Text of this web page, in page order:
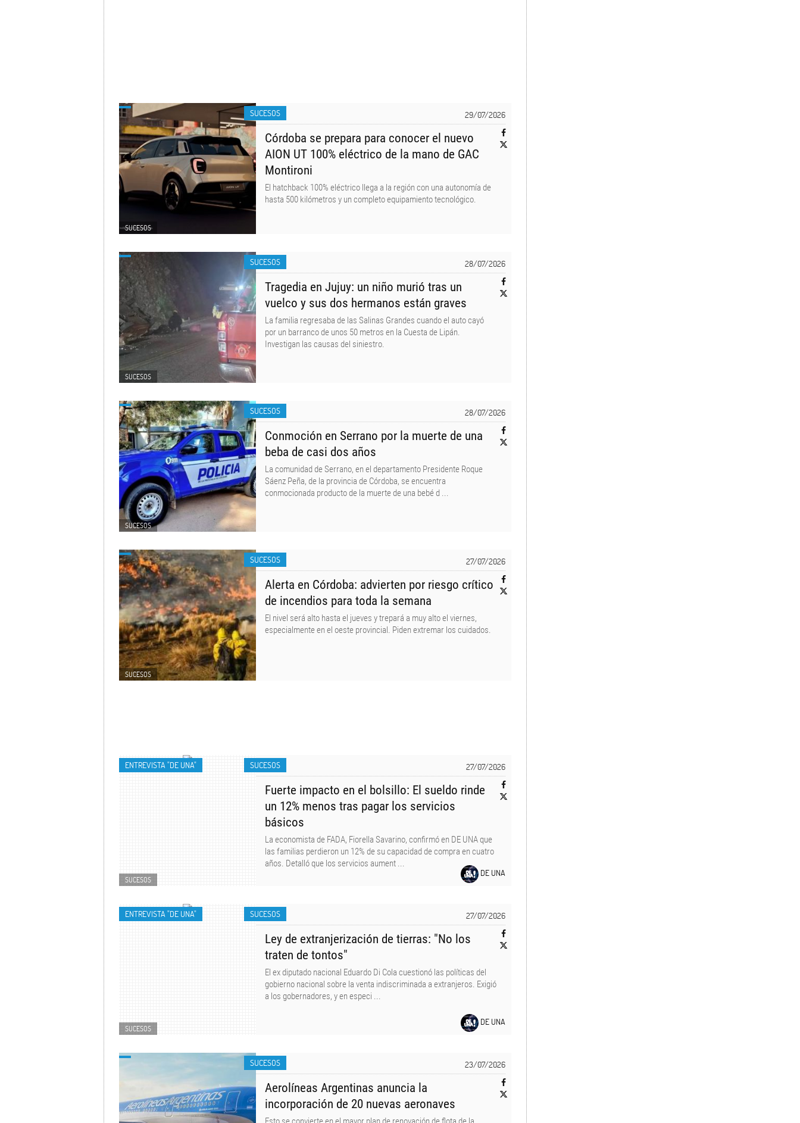
29/07/2026
SUCESOS
SUCESOS
Córdoba se prepara para conocer el nuevo
AION UT 100% eléctrico de la mano de GAC
Montironi
El hatchback 100% eléctrico llega a la región con una autonomía de
hasta 500 kilómetros y un completo equipamiento tecnológico.
28/07/2026
SUCESOS
SUCESOS
Tragedia en Jujuy: un niño murió tras un
vuelco y sus dos hermanos están graves
La familia regresaba de las Salinas Grandes cuando el auto cayó
por un barranco de unos 50 metros en la Cuesta de Lipán.
Investigan las causas del siniestro.
28/07/2026
SUCESOS
SUCESOS
Conmoción en Serrano por la muerte de una
beba de casi dos años
La comunidad de Serrano, en el departamento Presidente Roque
Sáenz Peña, de la provincia de Córdoba, se encuentra
conmocionada producto de la muerte de una bebé d ...
27/07/2026
SUCESOS
SUCESOS
Alerta en Córdoba: advierten por riesgo crítico
de incendios para toda la semana
El nivel será alto hasta el jueves y trepará a muy alto el viernes,
especialmente en el oeste provincial. Piden extremar los cuidados.
27/07/2026
SUCESOS
SUCESOS
Fuerte impacto en el bolsillo: El sueldo rinde
un 12% menos tras pagar los servicios
básicos
La economista de FADA, Fiorella Savarino, confirmó en DE UNA que
las familias perdieron un 12% de su capacidad de compra en cuatro
años. Detalló que los servicios aument ...
ENTREVISTA "DE UNA"
DE UNA
27/07/2026
SUCESOS
SUCESOS
Ley de extranjerización de tierras: "No los
traten de tontos"
El ex diputado nacional Eduardo Di Cola cuestionó las políticas del
gobierno nacional sobre la venta indiscriminada a extranjeros. Exigió
a los gobernadores, y en especi ...
ENTREVISTA "DE UNA"
DE UNA
23/07/2026
SUCESOS
Aerolíneas Argentinas anuncia la
incorporación de 20 nuevas aeronaves